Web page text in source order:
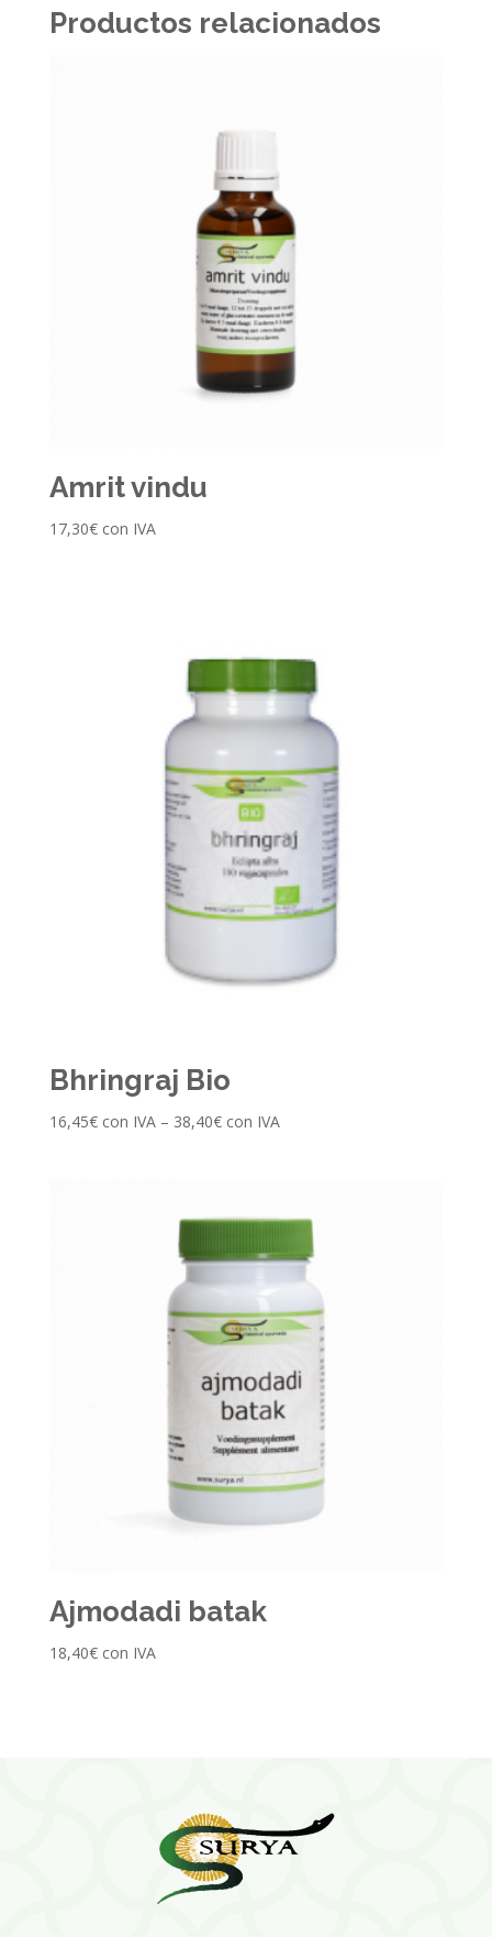
Productos relacionados
Amrit vindu
17,30€ con IVA
Bhringraj Bio
16,45€ con IVA– 38,40€ con IVA
Ajmodadi batak
18,40€ con IVA